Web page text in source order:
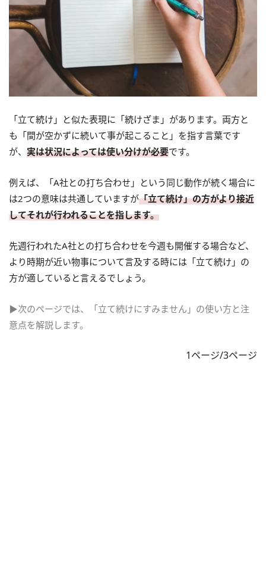
「立て続け」と似た表現に「続けざま」があります。両方と
も「間が空かずに続いて事が起こること」を指す言葉です
が、 実は状況によっては使い分けが必要です。
例えば、「A社との打ち合わせ」という同じ動作が続く場合に
は2つの意味は共通していますが「立て続け」の方がより接近
してそれが行われることを指します。
先週行われたA社との打ち合わせを今週も開催する場合など、
より時期が近い物事について言及する時には「立て続け」の
方が適していると言えるでしょう。
▶次のページでは、「立て続けにすみません」の使い方と注
意点を解説します。
1ページ/3ページ